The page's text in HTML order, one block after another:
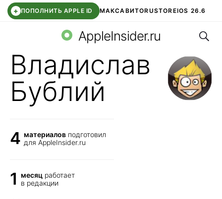
+ ПОПОЛНИТЬ APPLE ID МАКСАВИТОRUSTOREIOS 26.6
СБЕР КИДС ВТБ ОНЛАЙН ЧАТ В ROBLOX
AppleInsider.ru
Владислав
Бублий
4 материалов подготовил
для AppleInsider.ru
1 месяц работает
в редакции